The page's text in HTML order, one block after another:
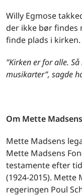
Willy Egmose
der ikke bør findes
finde plads i kirken.
”Kirken er for alle. Så
musikarter”, sagde
Om Mette
Mette Madsens
Mette Madsens
testamente efter
(1924-2015). Mette
regeringen Poul